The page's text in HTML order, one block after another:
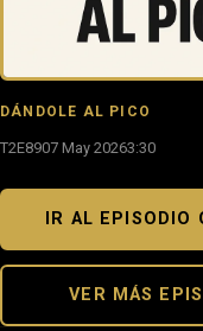
DÁNDOLE AL PICO
T2E8907 May 20263:30
IR AL EPISODIO
VER MÁS